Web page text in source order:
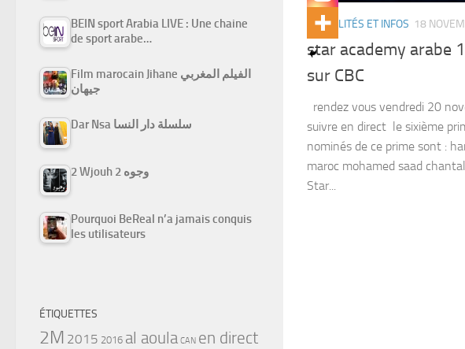
ACTUALITÉS ET INFOS 18
star academy arabe
sur CBC
rendez vous vendredi 20
suivre en direct le sixième
nominés de ce prime sont :
maroc mohamed saad
Star...
BEIN sport Arabia LIVE : Une chaine
de sport arabe…
Film marocain Jihane الفيلم المغربي
جيهان
Dar Nsa سلسلة دار النسا
2 Wjouh 2 وجوه
Pourquoi BeReal n’a jamais conquis
les utilisateurs
ÉTIQUETTES
2M 2015 2016 al aoula CAN en direct